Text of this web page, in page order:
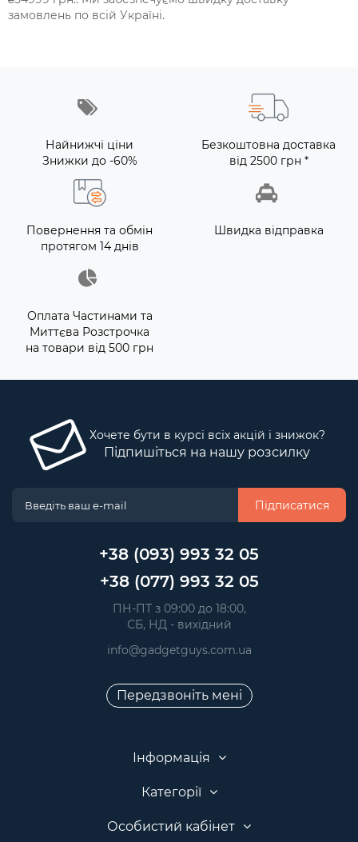
замовлень по всій Україні.
Найнижчі ціни
Знижки до -60%
Безкоштовна доставка
від 2500 грн *
Повернення та обмін
протягом 14 днів
Швидка відправка
Оплата Частинами та
Миттєва Розстрочка
на товари від 500 грн
Хочете бути в курсі всіх акцій і знижок?
Підпишіться на нашу розсилку
Підписатися
+38 (093) 993 32 05
+38 (077) 993 32 05
ПН-ПТ з 09:00 до 18:00,
СБ, НД - вихідний
info@gadgetguys.com.ua
Передзвоніть мені
Інформація
Категорії
Особистий кабінет